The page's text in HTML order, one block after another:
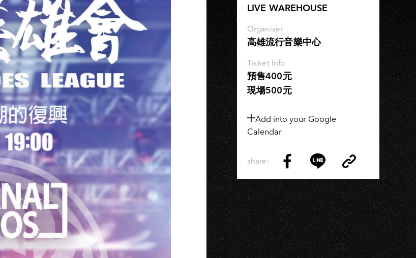
LIVE WAREHOUSE
Organiser
高雄流行音樂中心
Ticket Info
預售400元
現場500元
Add into your Google
Calendar
share:
on
Facebook
on
LINE
Link
Copy
Link